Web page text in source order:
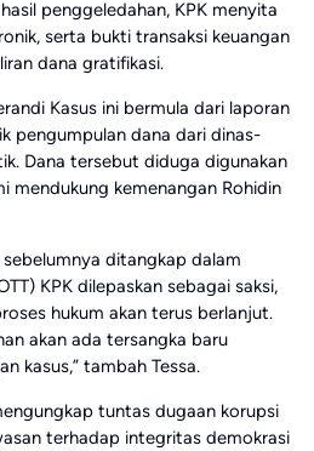
penggeledahan, KPK menyita
serta bukti transaksi keuangan
dana gratifikasi.
Kasus ini bermula dari laporan
pengumpulan dana dari dinas-
Dana tersebut diduga digunakan
mendukung kemenangan Rohidin
ditangkap dalam
KPK dilepaskan sebagai saksi,
hukum akan terus berlanjut.
akan ada tersangka baru
kasus,” tambah Tessa.
tuntas dugaan korupsi
terhadap integritas demokrasi